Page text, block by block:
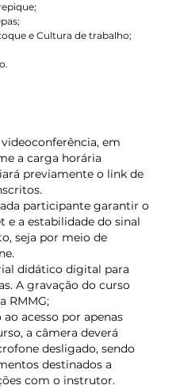
e Cultura de trabalho;
em
a carga horária
previamente o link de
participante garantir o
e a estabilidade do sinal
seja por meio de
didático digital para
A gravação do curso
RMMG;
acesso por apenas
a câmera deverá
desligado, sendo
destinados a
com o instrutor.